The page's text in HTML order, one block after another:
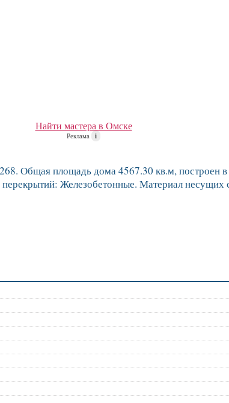
Найти мастера в Омске
Реклама i
Общая площадь дома 4567.30 кв.м, построен
Железобетонные. Материал несущих